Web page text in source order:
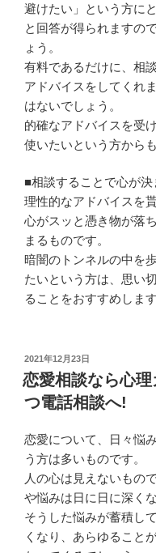
避けたい」という方に
と回答が得られますの
ょう。
有料であるだけに、相
アドバイスをしてくれ
はないでしょう。
的確なアドバイスを受
使いたいという方から
■相談することで心が決
理性的なアドバイスを
心がスッと憑き物が落
まるものです。
暗闇のトンネルの中を
たいという方は、思い
ることをおすすめします
投
稿
日:
2021年12月23日
恋愛相談なら心
つ電話相談へ!
恋愛について、日々悩
う方は多いものです。
人の心は見えないもの
や悩みは日に日に深く
そうした悩みが蓄積し
くなり、あらゆること